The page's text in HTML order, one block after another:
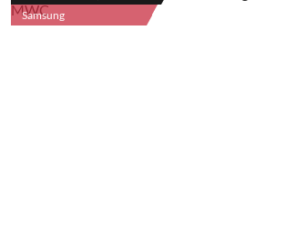
Samsung